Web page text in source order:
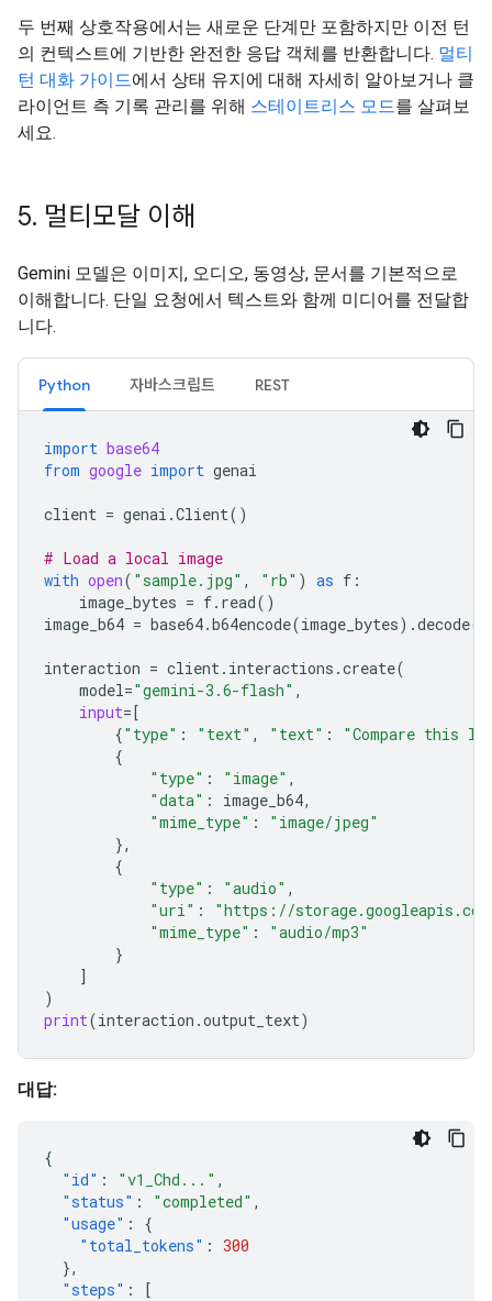
두 번째 상호작용에서는 새로운 단계만 포함하지만 이전 턴
의 컨텍스트에 기반한 완전한 응답 객체를 반환합니다. 멀티
턴 대화 가이드에서 상태 유지에 대해 자세히 알아보거나 클
라이언트 측 기록 관리를 위해 스테이트리스 모드를 살펴보
세요.
5. 멀티모달 이해
Gemini 모델은 이미지, 오디오, 동영상, 문서를 기본적으로
이해합니다. 단일 요청에서 텍스트와 함께 미디어를 전달합
니다.
Python 자바스크립트 REST
import base64
from google import genai
client = genai .Client()
# Load a local image
with open( "sample.jpg" , "rb" ) as f :
image_bytes = f. read()
image_b64 = base64.b64encode(image_bytes) .decode(
interaction = client. interactions .create(
model="gemini-3.6-flash" ,
input=[
{"type" : "text" , "text" :
"Compare this
{
"type" : "image" ,
"data" : image_b64,
"mime_type" :
"image/jpeg"
},
{
"type" : "audio" ,
"uri" :
"https://
"mime_type" :
"audio/mp3"
}
]
)
print(interaction .output_text)
대답:
{
"id" : "v1_Chd..." ,
"status" : "completed" ,
"usage" :
{
"total_tokens" : 300
},
"steps" : [